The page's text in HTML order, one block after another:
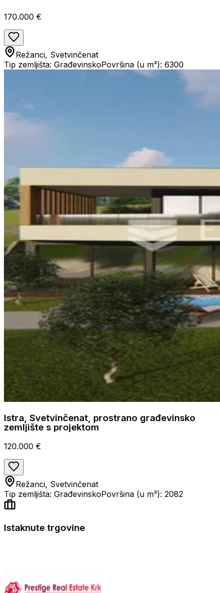
170.000 €
Režanci, Svetvinčenat
Tip zemljišta: GrađevinskoPovršina (u m²): 6300
Istra, Svetvinčenat, prostrano građevinsko
zemljište s projektom
120.000 €
Režanci, Svetvinčenat
Tip zemljišta: GrađevinskoPovršina (u m²): 2082
Istaknute trgovine